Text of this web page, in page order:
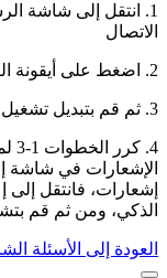
1. انتقل إلى شاشة
الاتصال
2. اضغط على أيقونة الترس
3. ثم قم بتبديل تشغيل لتلقي إشعارات لهذا الاتصال
4.
الإشعارات في شاشة
إشعارات، فانتقل
الذكي، ومن ثم قم
العودة إلى الأسئلة